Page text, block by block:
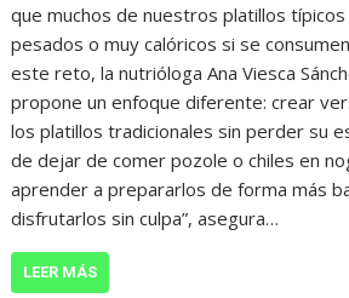
que muchos de nuestros platillos
pesados o muy calóricos si se
este reto, la nutrióloga Ana Viesca
propone un enfoque diferente: crear
los platillos tradicionales sin perder su
de dejar de comer pozole o chiles en
aprender a prepararlos de forma más
disfrutarlos sin culpa”, asegura…
LEER MÁS